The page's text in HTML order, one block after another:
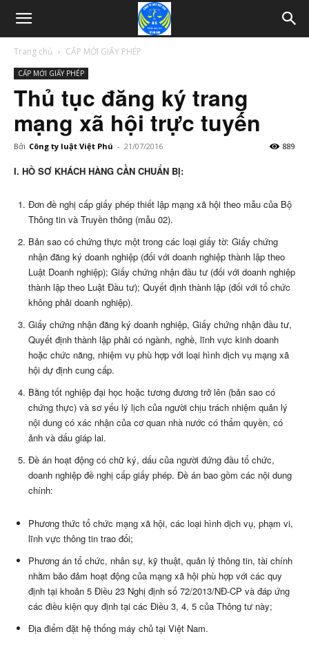
Trang chủ CẤP MỚI GIẤY PHÉP
CẤP MỚI GIẤY PHÉP
Thủ tục đăng ký trang
mạng xã hội trực tuyến
Bởi Công ty luật Việt Phú - 21/07/2016 889
I. HỒ SƠ KHÁCH HÀNG CẦN CHUẨN BỊ:
Đơn đề nghị cấp giấy phép thiết lập mạng xã hội theo mẫu của Bộ
Thông tin và Truyền thông (mẫu 02).
Bản sao có chứng thực một trong các loại giấy tờ: Giấy chứng
nhận đăng ký doanh nghiệp (đối với doanh nghiệp thành lập theo
Luật Doanh nghiệp); Giấy chứng nhận đầu tư (đối với doanh nghiệp
thành lập theo Luật Đầu tư); Quyết định thành lập (đối với tổ chức
không phải doanh nghiệp).
Giấy chứng nhận đăng ký doanh nghiệp, Giấy chứng nhận đầu tư,
Quyết định thành lập phải có ngành, nghề, lĩnh vực kinh doanh
hoặc chức năng, nhiệm vụ phù hợp với loại hình dịch vụ mạng xã
hội dự định cung cấp.
Bằng tốt nghiệp đại học hoặc tương đương trở lên (bản sao có
chứng thực) và sơ yếu lý lịch của người chịu trách nhiệm quản lý
nội dung có xác nhận của cơ quan nhà nước có thẩm quyền, có
ảnh và dấu giáp lai.
Đề án hoạt động có chữ ký, dấu của người đứng đầu tổ chức,
doanh nghiệp đề nghị cấp giấy phép. Đề án bao gồm các nội dung
chính:
Phương thức tổ chức mạng xã hội, các loại hình dịch vụ, phạm vi,
lĩnh vực thông tin trao đổi;
Phương án tổ chức, nhân sự, kỹ thuật, quản lý thông tin, tài chính
nhằm bảo đảm hoạt động của mạng xã hội phù hợp với các quy
định tại khoản 5 Điều 23 Nghị định số 72/2013/NĐ-CP và đáp ứng
các điều kiện quy định tại các Điều 3, 4, 5 của Thông tư này;
Địa điểm đặt hệ thống máy chủ tại Việt Nam.